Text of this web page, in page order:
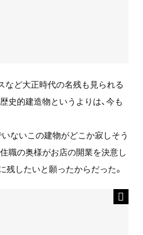
など大正時代の名残も見られる
史的建造物というよりは、今も
ないこの建物がどこか寂しそう
職の奥様がお店の開業を決意し
残したいと願ったからだった。